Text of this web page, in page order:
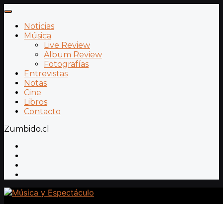
Noticias
Música
Live Review
Album Review
Fotografías
Entrevistas
Notas
Cine
Libros
Contacto
Zumbido.cl